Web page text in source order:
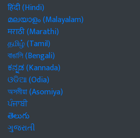
हिंदी (Hindi)
മലയാളം (Malayalam)
मराठी (Marathi)
தமிழ் (Tamil)
বাঙালি (Bengali)
ಕನ್ನಡ (Kannada)
ଓଡିଆ (Odia)
অসমীয়া (Asomiya)
ਪੰਜਾਬੀ
తెలుగు
ગુજરાતી